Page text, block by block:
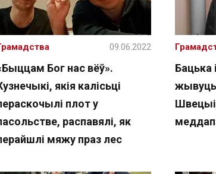
Бог нас вёў».
якія калісьці
плот у
распавялі, як
мяжу праз лес
09.06.2022
Бацька